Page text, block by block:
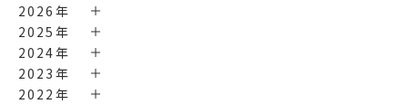
2026年
2025年
2024年
2023年
2022年